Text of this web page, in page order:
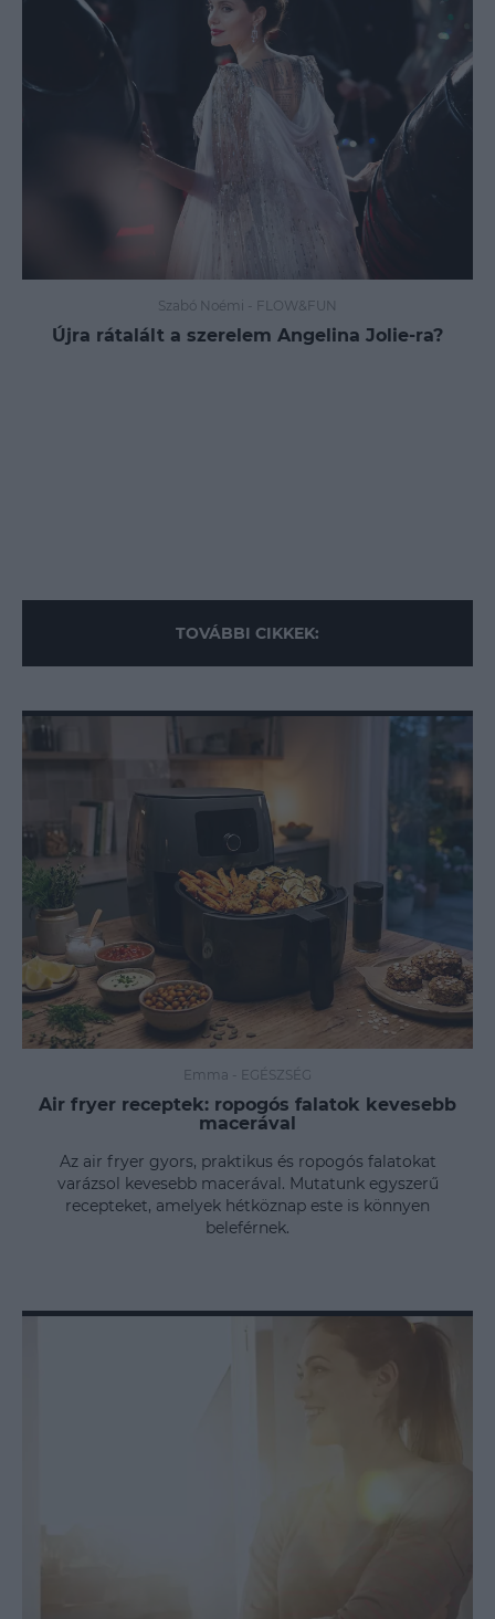
Szabó Noémi - FLOW&FUN
Újra rátalált a szerelem Angelina Jolie-ra?
TOVÁBBI CIKKEK:
Emma - EGÉSZSÉG
Air fryer receptek: ropogós falatok kevesebb
macerával
Az air fryer gyors, praktikus és ropogós falatokat
varázsol kevesebb macerával. Mutatunk egyszerű
recepteket, amelyek hétköznap este is könnyen
beleférnek.